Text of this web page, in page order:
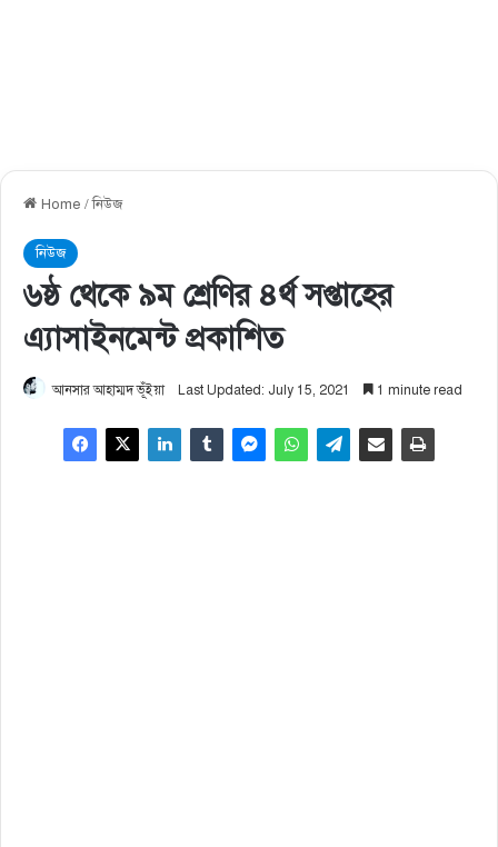
Home /নিউজ
নিউজ
৬ষ্ঠ থেকে ৯ম শ্রেণির ৪র্থ সপ্তাহের
এ্যাসাইনমেন্ট প্রকাশিত
আনসার আহাম্মদ ভূঁইয়া Last Updated: July 15, 2021 1 minute read